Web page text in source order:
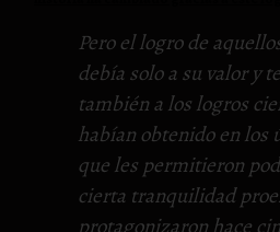
Pero el logro de
debía solo a su valor y
también a los logros
habían obtenido en los
que les permitieron
cierta tranquilidad